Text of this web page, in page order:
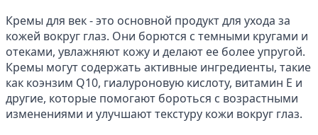
Кремы для век - это основной продукт для ухода за
кожей вокруг глаз. Они борются с темными кругами и
отеками, увлажняют кожу и делают ее более упругой.
Кремы могут содержать активные ингредиенты, такие
как коэнзим Q10, гиалуроновую кислоту, витамин Е и
другие, которые помогают бороться с возрастными
изменениями и улучшают текстуру кожи вокруг глаз.